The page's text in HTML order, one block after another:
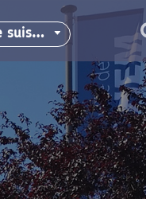
suis…